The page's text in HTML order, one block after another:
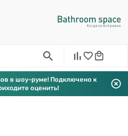
в шоу-руме! Подключено к
оценить!